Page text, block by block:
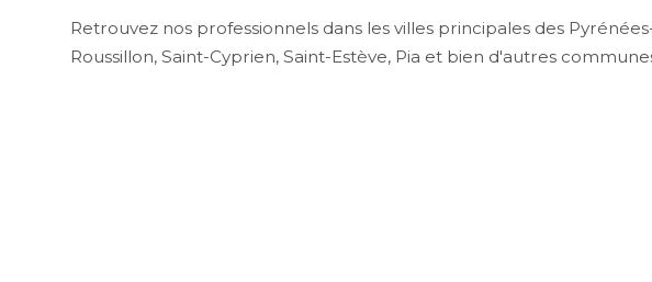
Retrouvez nos professionnels dans les villes principales des
Roussillon, Saint-Cyprien, Saint-Estève, Pia et bien d'autres